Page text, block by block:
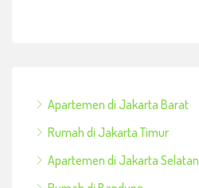
Apartemen di Jakarta Barat
Rumah di Jakarta Timur
Apartemen di Jakarta Selatan